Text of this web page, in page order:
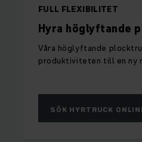
FULL FLEXIBILITET
Hyra höglyftande
Våra höglyftande
produktiviteten till en ny
SÖK HYRTRUCK